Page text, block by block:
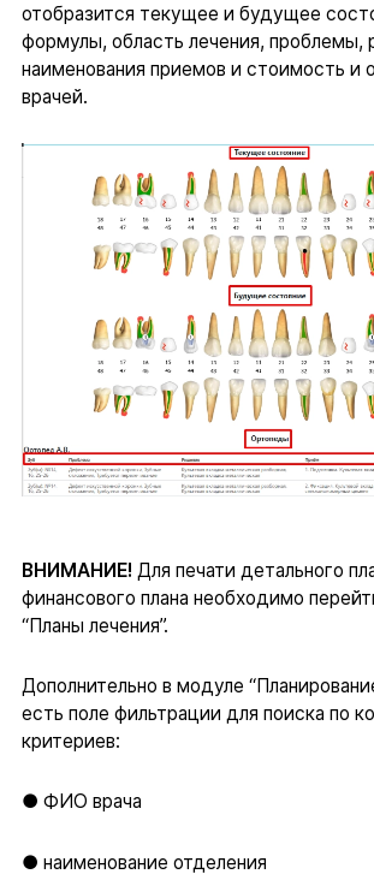
отобразится текущее и будущее
формулы, область лечения, проблемы,
наименования приемов и стоимость и
врачей.
ВНИМАНИЕ! Для печати детального
финансового плана необходимо
“Планы лечения”.
Дополнительно в модуле
есть поле фильтрации для поиска по
критериев:
● ФИО врача
● наименование отделения